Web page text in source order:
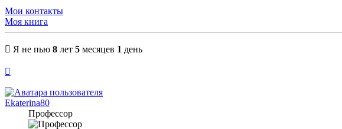
Мои контакты
Моя книга
Я не пью 8 лет 5 месяцев 1 день
началу
Ekaterina80
Профессор